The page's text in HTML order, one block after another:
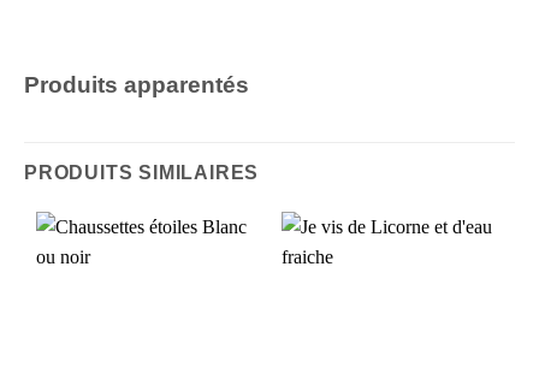
Produits apparentés
PRODUITS SIMILAIRES